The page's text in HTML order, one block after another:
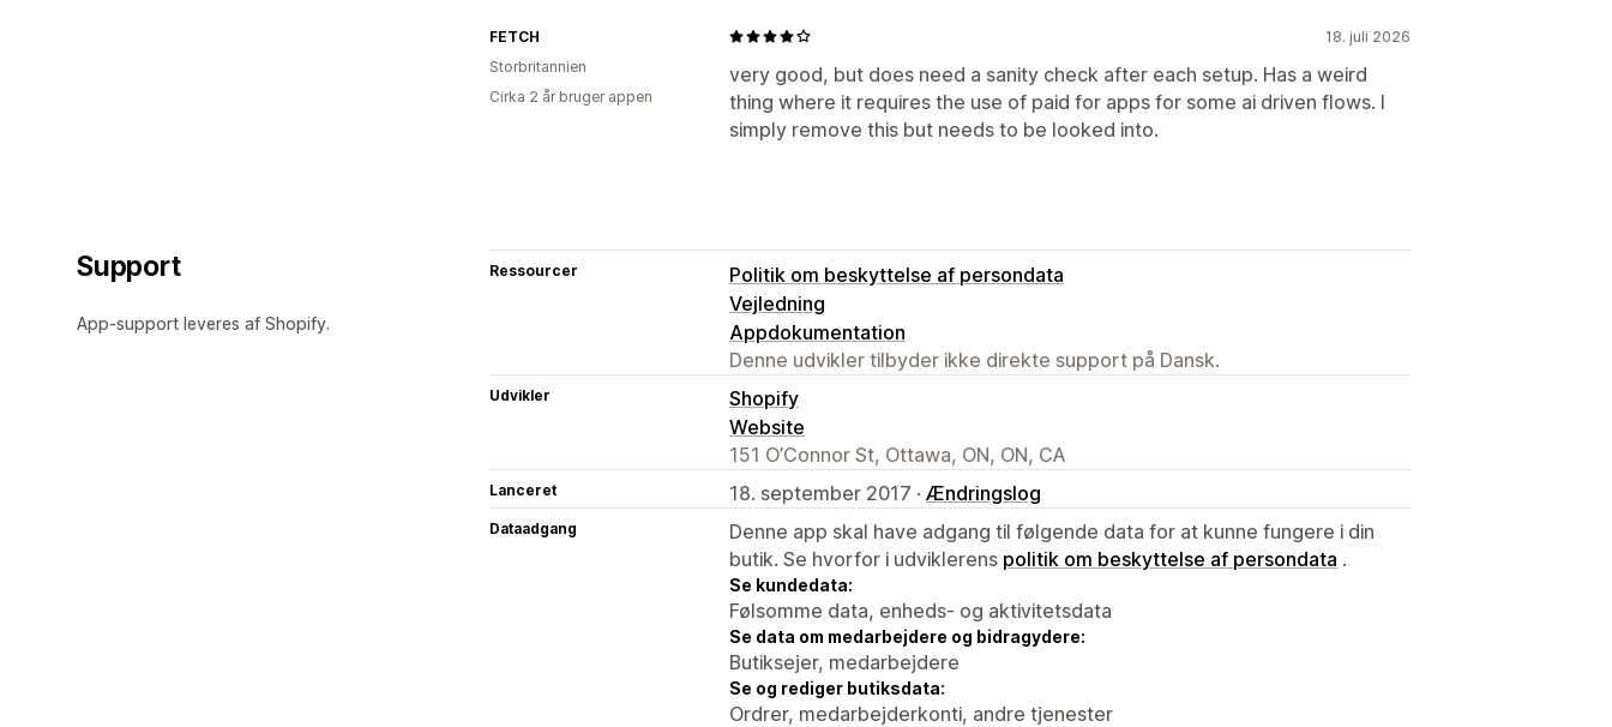
18. juli 2026
very good, but does need a sanity check after each setup. Has a weird
thing where it requires the use of paid for apps for some ai driven flows. I
simply remove this but needs to be looked into.
FETCH
Storbritannien
Cirka 2 år bruger appen
Support
App-support leveres af Shopify.
Ressourcer
Politik om beskyttelse af persondata
Vejledning
Appdokumentation
Denne udvikler tilbyder ikke direkte support på Dansk.
Udvikler
Shopify
Website
151 O’Connor St, Ottawa, ON, ON, CA
Lanceret 18. september 2017 · Ændringslog
Dataadgang
Denne app skal have adgang til følgende data for at kunne fungere i din
butik. Se hvorfor i udviklerens politik om beskyttelse af persondata .
Se kundedata:
Følsomme data, enheds- og aktivitetsdata
Se data om medarbejdere og bidragydere:
Butiksejer, medarbejdere
Se og rediger butiksdata:
Ordrer, medarbejderkonti, andre tjenester